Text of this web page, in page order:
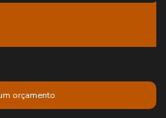
orçamento